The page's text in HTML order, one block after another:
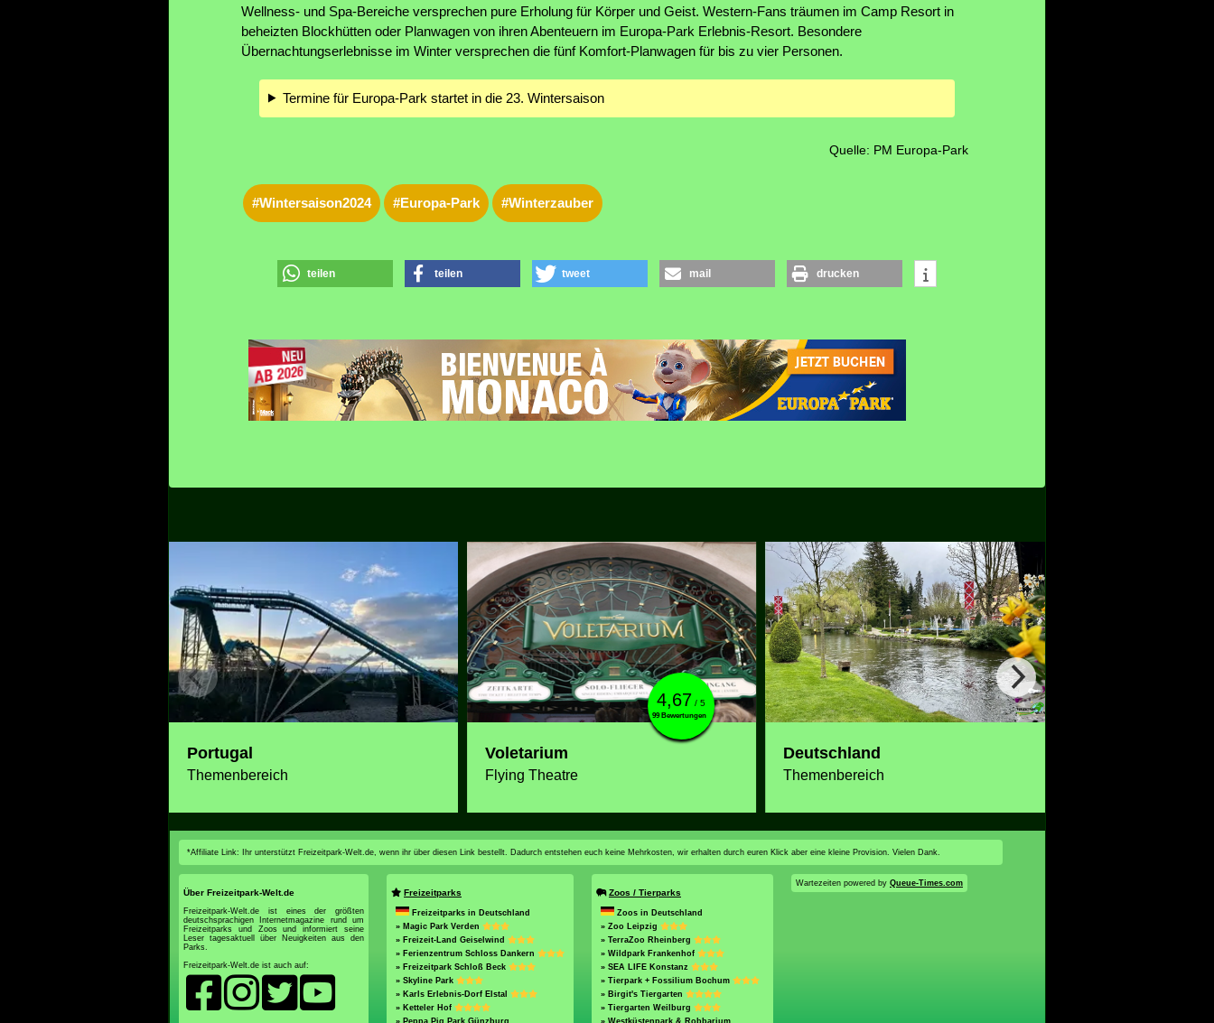
Wellness- und Spa-Bereiche versprechen pure Erholung für Körper und Geist. Western-Fans träumen im Camp Resort in
beheizten Blockhütten oder Planwagen von ihren Abenteuern im Europa-Park Erlebnis-Resort. Besondere
Übernachtungserlebnisse im Winter versprechen die fünf Komfort-Planwagen für bis zu vier Personen.
Termine für Europa-Park startet in die 23. Wintersaison
Quelle: PM Europa-Park
#Wintersaison2024 #Europa-Park #Winterzauber
teilen teilen tweet mail drucken
Portugal
Themenbereich
4,67 / 5
99 Bewertungen
Voletarium
Flying Theatre
Deutschland
Themenbereich
*Affiliate Link: Ihr unterstützt Freizeitpark-Welt.de, wenn ihr über diesen Link bestellt. Dadurch entstehen euch keine Mehrkosten, wir erhalten durch euren Klick aber eine kleine Provision. Vielen Dank.
Über Freizeitpark-Welt.de
Freizeitpark-Welt.de ist eines der größten
deutschsprachigen Internetmagazine rund um
Freizeitparks und Zoos und informiert seine
Leser tagesaktuell über Neuigkeiten aus den
Parks.
Freizeitpark-Welt.de ist auch auf:
Freizeitparks
Freizeitparks in Deutschland
» Magic Park Verden
» Freizeit-Land Geiselwind
» Ferienzentrum Schloss Dankern
» Freizeitpark Schloß Beck
» Skyline Park
» Karls Erlebnis-Dorf Elstal
» Ketteler Hof
» Peppa Pig Park Günzburg
Zoos / Tierparks
Zoos in Deutschland
» Zoo Leipzig
» TerraZoo Rheinberg
» Wildpark Frankenhof
» SEA LIFE Konstanz
» Tierpark + Fossilium Bochum
» Birgit's Tiergarten
» Tiergarten Weilburg
» Westküstenpark & Robbarium
Wartezeiten powered by Queue-Times.com